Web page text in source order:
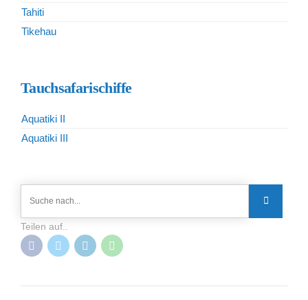
Tahiti
Tikehau
Tauchsafarischiffe
Aquatiki II
Aquatiki III
Teilen auf..